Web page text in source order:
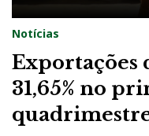
Notícias
Exportações
31,65% no